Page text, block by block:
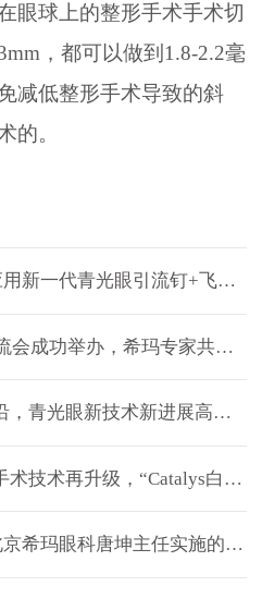
眼球上的整形手术手术切
，都可以做到1.8-2.2毫
减低整形手术导致的斜
的。
喜讯 | 北京希玛眼科应用新一代青光眼引流钉+飞秒激光白内障辅助技术成功完成中晚期青白联合微创手术
2025京沪眼科学术交流会成功举办，希玛专家共探眼病治疗新策略
引领眼科医疗创新前沿，青光眼新技术新进展高峰论坛成功举办
北京希玛眼科白内障手术技术再升级，“Catalys白力士”飞秒激光白内障手术设备正式启用
​亲情与专业的交汇 | 北京希玛眼科唐坤主任实施的一次特别白内障手术